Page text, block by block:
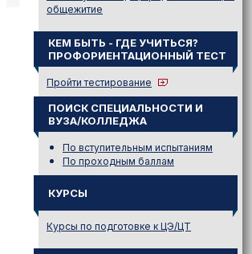
общежитие
КЕМ БЫТЬ - ГДЕ УЧИТЬСЯ?
ПРОФОРИЕНТАЦИОННЫЙ ТЕСТ
Пройти тестирование
ПОИСК СПЕЦИАЛЬНОСТИ И
ВУЗА/КОЛЛЕДЖА
По вступительным испытаниям
По проходным баллам
КУРСЫ
Курсы по подготовке к ЦЭ/ЦТ